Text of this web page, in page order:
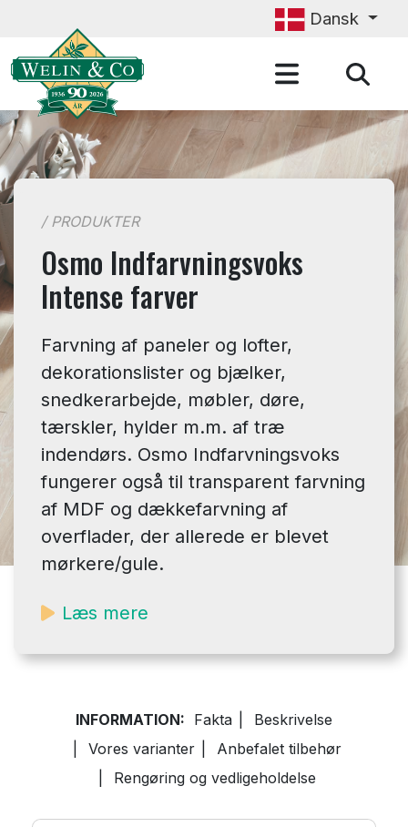
Dansk
/ PRODUKTER
Osmo Indfarvningsvoks
Intense farver
Farvning af paneler og lofter,
dekorationslister og bjælker,
snedkerarbejde, møbler, døre,
tærskler, hylder m.m. af træ
indendørs. Osmo Indfarvningsvoks
fungerer også til transparent farvning
af MDF og dækkefarvning af
overflader, der allerede er blevet
mørkere/gule.
Læs mere
INFORMATION: Fakta
Beskrivelse
Vores varianter
Anbefalet tilbehør
Rengøring og vedligeholdelse